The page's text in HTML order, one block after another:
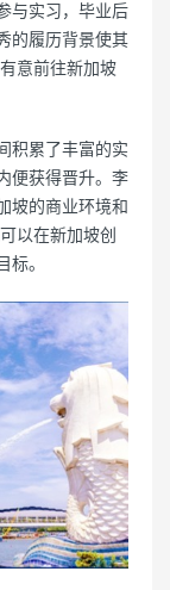
与实习，毕业后
的履历背景使其
意前往新加坡
积累了丰富的实
便获得晋升。李
坡的商业环境和
以在新加坡创
。